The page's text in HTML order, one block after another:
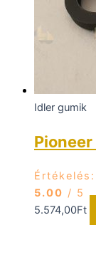
Idler gumik
Értékelés:
5.00 / 5
5.574,00Ft